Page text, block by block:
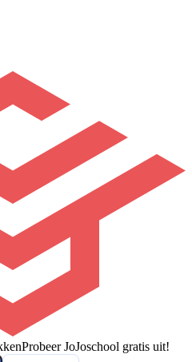
Probeer JoJoschool gratis uit!